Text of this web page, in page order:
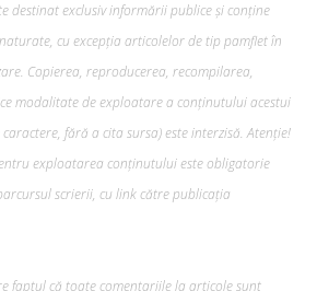
destinat exclusiv informării publice și conține
cu excepția articolelor de tip pamflet în
Copierea, reproducerea, recompilarea,
modalitate de exploatare a conținutului acestui
fără a cita sursa) este interzisă. Atenție!
exploatarea conținutului este obligatorie
scrierii, cu link către publicația
faptul că toate comentariile la articole sunt